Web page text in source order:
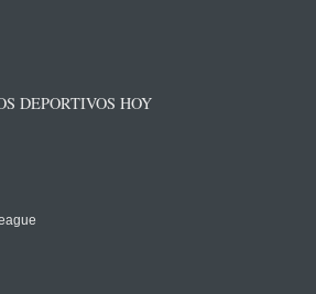
DEPORTIVOS HOY